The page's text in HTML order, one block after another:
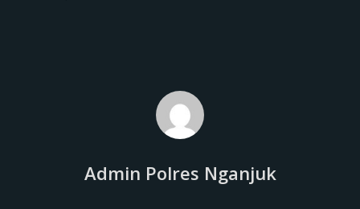
Admin Polres Nganjuk